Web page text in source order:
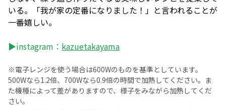
いる。「我が家の定番になりました！」と言われることが
一番嬉しい。
▶instagram： kazuetakayama
※電子レンジを使う場合は600Wのものを基準としています。
500Wなら1.2倍、700Wなら0.9倍の時間で加熱してください。ま
た機種によって差がありますので、様子をみながら加熱してくだ
さい。